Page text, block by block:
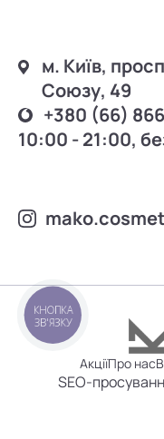
м. Київ,
Союзу, 49
+380 (66)
10:00 - 21:00,
АкціїПро нас
SEO-
КНОПКА
ЗВ'ЯЗКУ